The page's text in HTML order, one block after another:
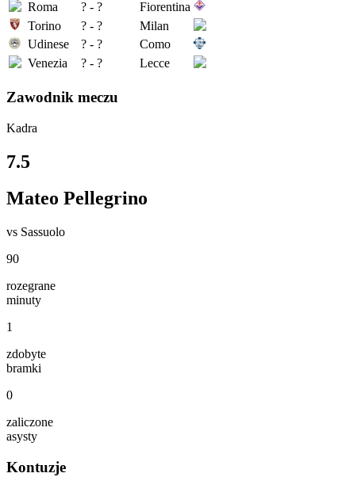
Roma
? - ?
Fiorentina
Torino
? - ?
Milan
Udinese
? - ?
Como
Venezia
? - ? Lecce
Zawodnik meczu
Kadra
7.5
Mateo Pellegrino
vs Sassuolo
90
rozegrane
minuty
1
zdobyte
bramki
0
zaliczone
asysty
Kontuzje